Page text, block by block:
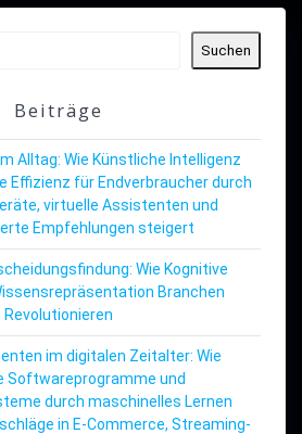
Suchen
Beiträge
Alltag: Wie Künstliche Intelligenz
Effizienz für Endverbraucher durch
virtuelle Assistenten und
Empfehlungen steigert
Wie Kognitive
Branchen
Revolutionieren
im digitalen Zeitalter: Wie
Softwareprogramme und
durch maschinelles Lernen
in E-Commerce, Streaming-